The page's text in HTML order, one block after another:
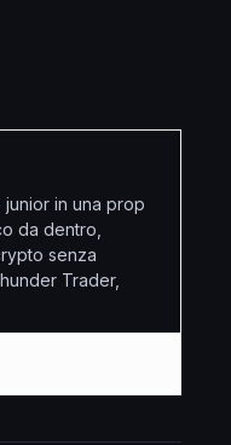
junior in una prop
da dentro,
senza
Trader,